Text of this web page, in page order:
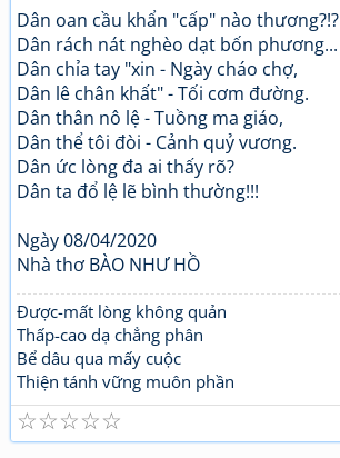
Dân oan cầu khẩn "cấp" nào thương?!?
Dân rách nát nghèo dạt bốn phương...
Dân chỉa tay "xin - Ngày cháo chợ,
Dân lê chân khất" - Tối cơm đường.
Dân thân nô lệ - Tuồng ma giáo,
Dân thể tôi đòi - Cảnh quỷ vương.
Dân ức lòng đa ai thấy rõ?
Dân ta đổ lệ lẽ bình thường!!!
Ngày 08/04/2020
Nhà thơ BÀO NHƯ HỒ
Được-mất lòng không quản
Thấp-cao dạ chẳng phân
Bể dâu qua mấy cuộc
Thiện tánh vững muôn phần
☆
☆
☆
☆
☆